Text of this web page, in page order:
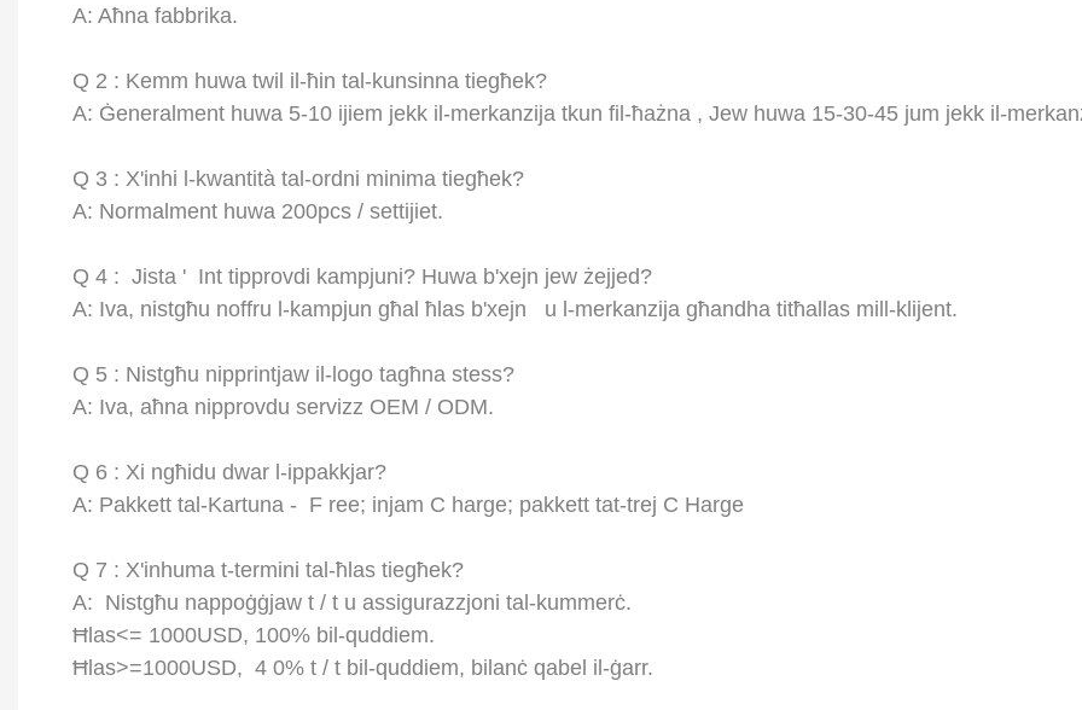
A: Aħna fabbrika.
Q 2 : Kemm huwa twil il-ħin tal-kunsinna tiegħek?
A: Ġeneralment huwa 5-10 ijiem jekk il-merkanzija tkun fil-ħażna , Jew huwa 15-30-45 jum jekk il-
Q 3 : X'inhi l-kwantità tal-ordni minima tiegħek?
A: Normalment huwa 200pcs / settijiet.
Q 4 : Jista ' Int tipprovdi kampjuni? Huwa b'xejn jew żejjed?
A: Iva, nistgħu noffru l-kampjun għal ħlas b'xejn
u l-merkanzija għandha titħallas mill-klijent.
Q 5 : Nistgħu nipprintjaw il-logo tagħna stess?
A: Iva, aħna nipprovdu servizz OEM / ODM.
Q 6 : Xi ngħidu dwar l-ippakkjar?
A: Pakkett tal-Kartuna - F ree; injam C harge; pakkett tat-trej C Harge
Q 7 : X'inhuma t-termini tal-ħlas tiegħek?
A: Nistgħu nappoġġjaw t / t u assigurazzjoni tal-kummerċ.
Ħlas<= 1000USD, 100% bil-quddiem.
Ħlas>=1000USD, 4 0% t / t bil-quddiem, bilanċ qabel il-ġarr.